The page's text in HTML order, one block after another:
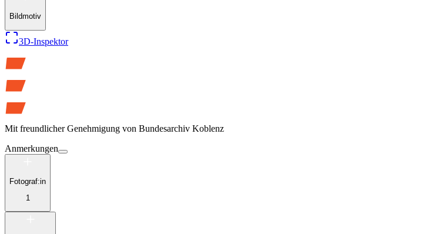
Bildmotiv
3D-Inspektor
Mit freundlicher Genehmigung von Bundesarchiv Koblenz
Anmerkungen
Fotograf:in
1